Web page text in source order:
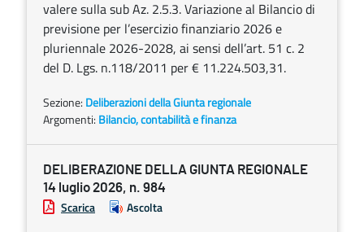
valere sulla sub Az. 2.5.3. Variazione al Bilancio di
previsione per l’esercizio finanziario 2026 e
pluriennale 2026-2028, ai sensi dell’art. 51 c. 2
del D. Lgs. n.118/2011 per € 11.224.503,31.
Sezione: Deliberazioni della Giunta regionale
Argomenti: Bilancio, contabilità e finanza
DELIBERAZIONE DELLA GIUNTA REGIONALE
14 luglio 2026, n. 984
Scarica Ascolta